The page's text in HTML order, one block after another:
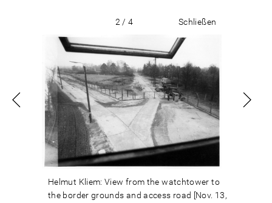
2 / 4 Schließen
Helmut Kliem: View from the watchtower to
the border grounds and access road [Nov. 13,